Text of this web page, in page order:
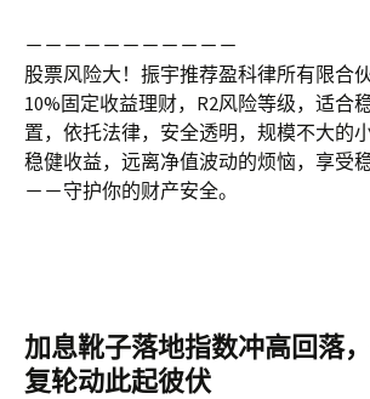
－－－－－－－－－－－
股票风险大！振宇推荐盈科律所有限合
10%固定收益理财，R2风险等级，适合
置，依托法律，安全透明，规模不大的
稳健收益，远离净值波动的烦恼，享受
－－守护你的财产安全。
加息靴子落地指数冲高回落
复轮动此起彼伏